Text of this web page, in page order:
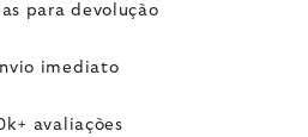
para devolução
imediato
avaliações